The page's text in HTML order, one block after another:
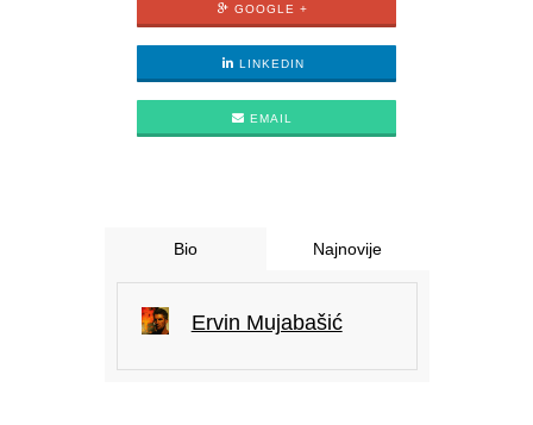
GOOGLE +
LINKEDIN
EMAIL
Bio Najnovije
Ervin Mujabašić